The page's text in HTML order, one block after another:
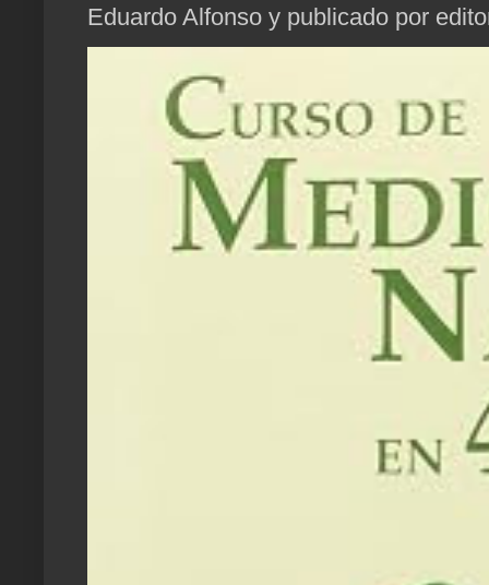
Eduardo Alfonso y publicado por